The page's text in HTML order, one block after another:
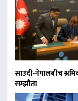
साउदी-नेपालबीच
सम्झौता